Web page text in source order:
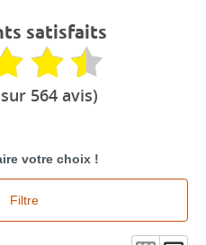
satisfaits
564 avis)
votre choix !
Filtre